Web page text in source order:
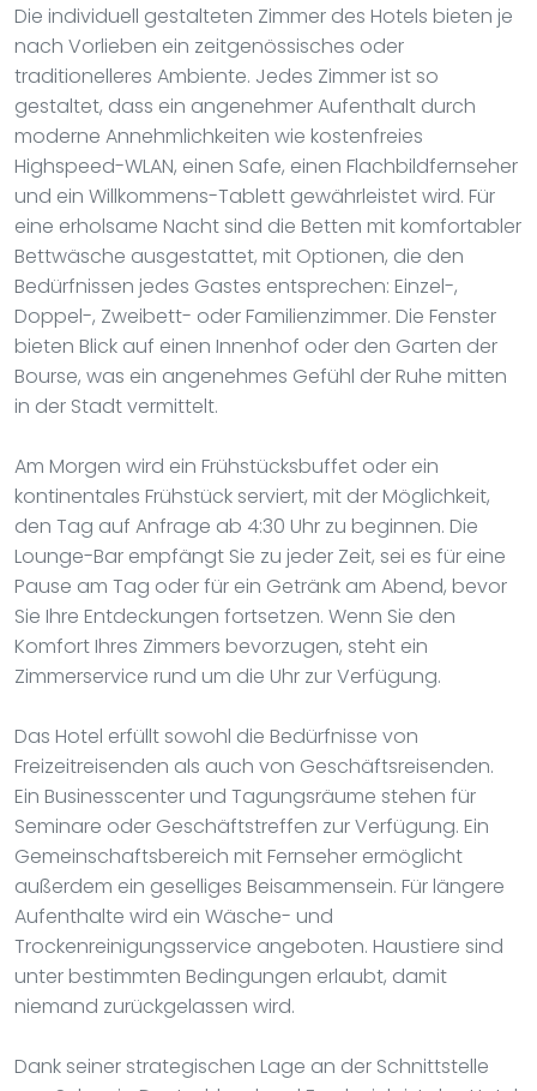
Die individuell gestalteten Zimmer des Hotels bieten je
nach Vorlieben ein zeitgenössisches oder
traditionelleres Ambiente. Jedes Zimmer ist so
gestaltet, dass ein angenehmer Aufenthalt durch
moderne Annehmlichkeiten wie kostenfreies
Highspeed-WLAN, einen Safe, einen Flachbildfernseher
und ein Willkommens-Tablett gewährleistet wird. Für
eine erholsame Nacht sind die Betten mit komfortabler
Bettwäsche ausgestattet, mit Optionen, die den
Bedürfnissen jedes Gastes entsprechen: Einzel-,
Doppel-, Zweibett- oder Familienzimmer. Die Fenster
bieten Blick auf einen Innenhof oder den Garten der
Bourse, was ein angenehmes Gefühl der Ruhe mitten
in der Stadt vermittelt.
Am Morgen wird ein Frühstücksbuffet oder ein
kontinentales Frühstück serviert, mit der Möglichkeit,
den Tag auf Anfrage ab 4:30 Uhr zu beginnen. Die
Lounge-Bar empfängt Sie zu jeder Zeit, sei es für eine
Pause am Tag oder für ein Getränk am Abend, bevor
Sie Ihre Entdeckungen fortsetzen. Wenn Sie den
Komfort Ihres Zimmers bevorzugen, steht ein
Zimmerservice rund um die Uhr zur Verfügung.
Das Hotel erfüllt sowohl die Bedürfnisse von
Freizeitreisenden als auch von Geschäftsreisenden.
Ein Businesscenter und Tagungsräume stehen für
Seminare oder Geschäftstreffen zur Verfügung. Ein
Gemeinschaftsbereich mit Fernseher ermöglicht
außerdem ein geselliges Beisammensein. Für längere
Aufenthalte wird ein Wäsche- und
Trockenreinigungsservice angeboten. Haustiere sind
unter bestimmten Bedingungen erlaubt, damit
niemand zurückgelassen wird.
Dank seiner strategischen Lage an der Schnittstelle